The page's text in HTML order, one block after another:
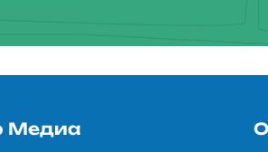
Медиа